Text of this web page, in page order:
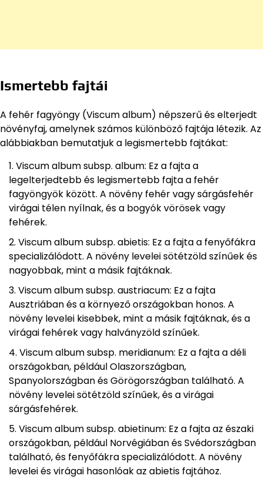
Ismertebb fajtái
A fehér fagyöngy (Viscum album) népszerű és elterjedt
növényfaj, amelynek számos különböző fajtája létezik. Az
alábbiakban bemutatjuk a legismertebb fajtákat:
Viscum album subsp. album: Ez a fajta a
legelterjedtebb és legismertebb fajta a fehér
fagyöngyök között. A növény fehér vagy sárgásfehér
virágai télen nyílnak, és a bogyók vörösek vagy
fehérek.
Viscum album subsp. abietis: Ez a fajta a fenyőfákra
specializálódott. A növény levelei sötétzöld színűek és
nagyobbak, mint a másik fajtáknak.
Viscum album subsp. austriacum: Ez a fajta
Ausztriában és a környező országokban honos. A
növény levelei kisebbek, mint a másik fajtáknak, és a
virágai fehérek vagy halványzöld színűek.
Viscum album subsp. meridianum: Ez a fajta a déli
országokban, például Olaszországban,
Spanyolországban és Görögországban található. A
növény levelei sötétzöld színűek, és a virágai
sárgásfehérek.
Viscum album subsp. abietinum: Ez a fajta az északi
országokban, például Norvégiában és Svédországban
található, és fenyőfákra specializálódott. A növény
levelei és virágai hasonlóak az abietis fajtához.